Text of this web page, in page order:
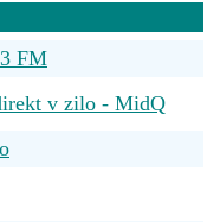
FM
v zilo - MidQ